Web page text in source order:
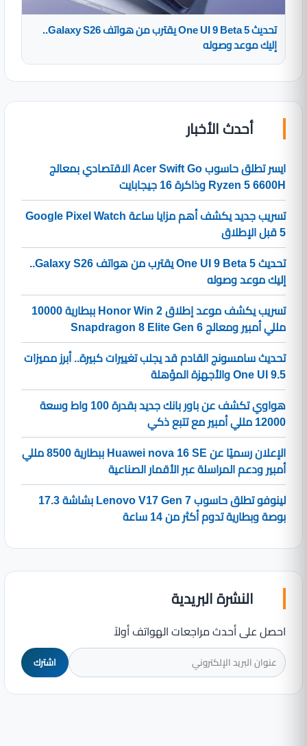
تحديث One UI 9 Beta 5 يقترب من هواتف Galaxy S26..
إليك موعد وصوله
أحدث الأخبار
ايسر تطلق حاسوب Acer Swift Go الاقتصادي بمعالج
Ryzen 5 6600H وذاكرة 16 جيجابايت
تسريب جديد يكشف أهم مزايا ساعة Google Pixel Watch
5 قبل الإطلاق
تحديث One UI 9 Beta 5 يقترب من هواتف Galaxy S26..
إليك موعد وصوله
تسريب يكشف موعد إطلاق Honor Win 2 ببطارية 10000
مللي أمبير ومعالج Snapdragon 8 Elite Gen 6
تحديث سامسونج القادم قد يجلب تغييرات كبيرة.. أبرز مميزات
One UI 9.5 والأجهزة المؤهلة
هواوي تكشف عن باور بانك جديد بقدرة 100 واط وسعة
12000 مللي أمبير مع تتبع ذكي
الإعلان رسميًا عن Huawei nova 16 SE ببطارية 8500 مللي
أمبير ودعم المراسلة عبر الأقمار الصناعية
لينوفو تطلق حاسوب Lenovo V17 Gen 7 بشاشة 17.3
بوصة وبطارية تدوم أكثر من 14 ساعة
النشرة البريدية
احصل على أحدث مراجعات الهواتف أولاً
اشترك